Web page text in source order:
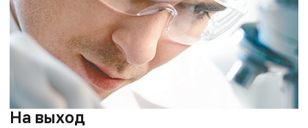
На выход